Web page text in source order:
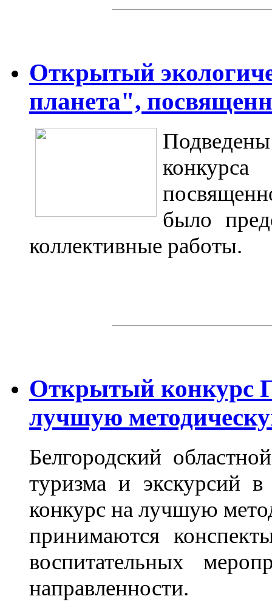
Открытый
планета",
Подведены
было
коллективные работы.
Открытый
лучшую
Белгородский
туризма и экскурсий
конкурс на лучшую
принимаются
воспитательных
направленности.